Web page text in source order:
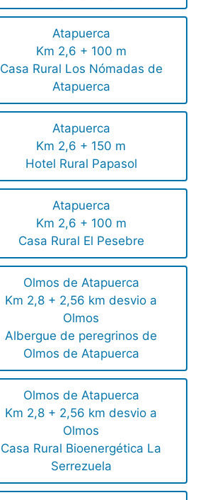
Atapuerca
Km 2,6 + 100 m
Casa Rural Los Nómadas de
Atapuerca
Atapuerca
Km 2,6 + 150 m
Hotel Rural Papasol
Atapuerca
Km 2,6 + 100 m
Casa Rural El Pesebre
Olmos de Atapuerca
Km 2,8 + 2,56 km desvio a
Olmos
Albergue de peregrinos de
Olmos de Atapuerca
Olmos de Atapuerca
Km 2,8 + 2,56 km desvio a
Olmos
Casa Rural Bioenergética La
Serrezuela